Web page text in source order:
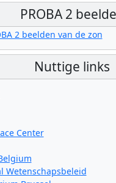
PROBA 2
Nuttige links
Center
Wetenschapsbeleid